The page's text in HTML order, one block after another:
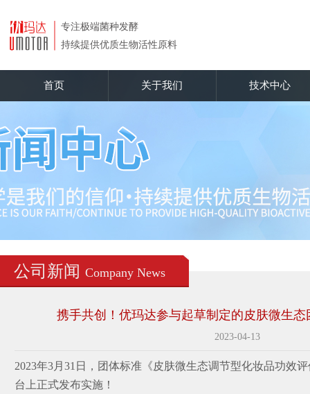
首页 关于我们 技术中心
公司新闻 Company News
携手共创！优玛达参与起草制定的皮肤微生
2023-04-13
2023年3月31日，团体标准《皮肤微生态调节型化妆品功效
台上正式发布实施！